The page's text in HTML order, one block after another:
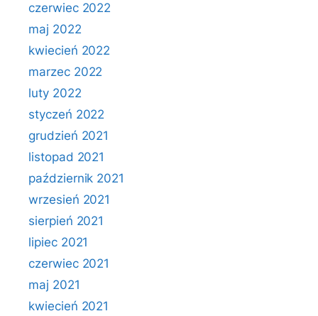
czerwiec 2022
maj 2022
kwiecień 2022
marzec 2022
luty 2022
styczeń 2022
grudzień 2021
listopad 2021
październik 2021
wrzesień 2021
sierpień 2021
lipiec 2021
czerwiec 2021
maj 2021
kwiecień 2021